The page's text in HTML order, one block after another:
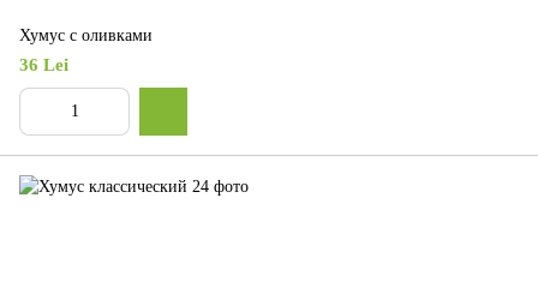
Хумус с оливками
36 Lei